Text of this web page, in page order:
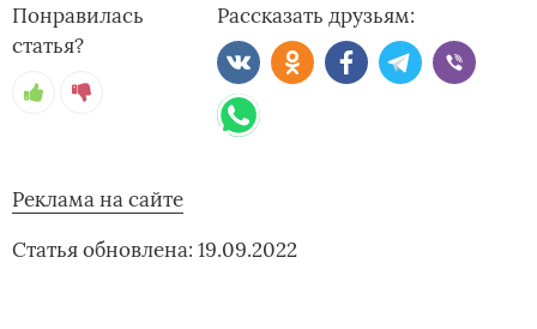
Понравилась
статья?
Рассказать друзьям:
Реклама на сайте
Статья обновлена: 19.09.2022